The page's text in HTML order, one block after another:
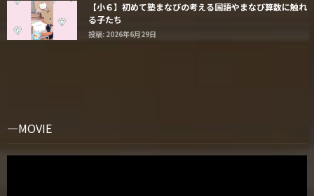
【小６】初めて塾まなびの考える国語やまなび算数に触れ
る子たち
投稿: 2026年6月29日
MOVIE